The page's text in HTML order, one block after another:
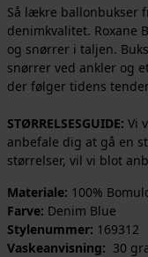
Så lækre ballonbukser
denimkvalitet. Roxane
og snørrer i taljen.
snørrer ved ankler og
der følger tidens
STØRRELSESGUIDE: Vi
anbefale dig at gå en
størrelser, vil vi blot
Materiale: 100%
Farve: Denim Blue
Stylenummer: 169312
Vaskeanvisning: 30